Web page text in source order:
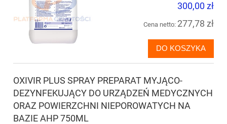
300,00 zł
Cena netto: 277,78 zł
DO KOSZYKA
OXIVIR PLUS SPRAY PREPARAT MYJĄCO-
DEZYNFEKUJĄCY DO URZĄDZEŃ MEDYCZNYCH
ORAZ POWIERZCHNI NIEPOROWATYCH NA
BAZIE AHP 750ML